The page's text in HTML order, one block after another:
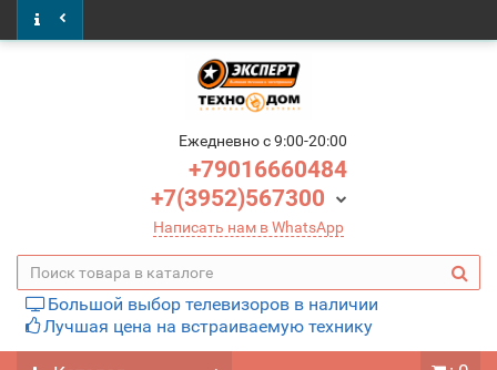
Ежедневно c 9:00-20:00
+79016660484
+7(3952)567300
Написать нам в WhatsApp
Большой выбор телевизоров в наличии
Лучшая цена на встраиваемую технику